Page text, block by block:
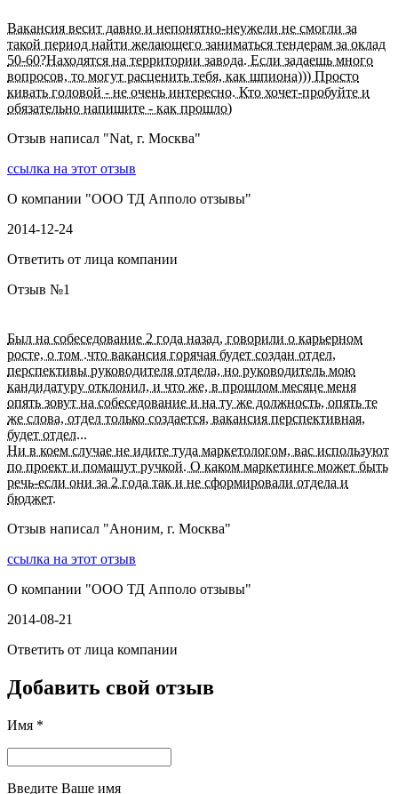
Вакансия весит давно и непонятно-неужели не смогли за
такой период найти желающего заниматься тендерам за оклад
50-60?Находятся на территории завода. Если задаешь много
вопросов, то могут расценить тебя, как шпиона))) Просто
кивать головой - не очень интересно. Кто хочет-пробуйте и
обязательно напишите - как прошло)
Отзыв написал "Nat, г. Москва"
ссылка на этот отзыв
О компании "ООО ТД Апполо отзывы"
2014-12-24
Ответить от лица компании
Отзыв №1
Был на собеседование 2 года назад, говорили о карьерном
росте, о том .что вакансия горячая будет создан отдел,
перспективы руководителя отдела, но руководитель мою
кандидатуру отклонил, и что же, в прошлом месяце меня
опять зовут на собеседование и на ту же должность, опять те
же слова, отдел только создается, вакансия перспективная,
будет отдел...
Ни в коем случае не идите туда маркетологом, вас используют
по проект и помашут ручкой. О каком маркетинге может быть
речь-если они за 2 года так и не сформировали отдела и
бюджет.
Отзыв написал "Аноним, г. Москва"
ссылка на этот отзыв
О компании "ООО ТД Апполо отзывы"
2014-08-21
Ответить от лица компании
Добавить свой отзыв
Имя *
Введите Ваше имя